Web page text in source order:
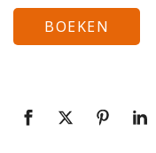
BOEKEN